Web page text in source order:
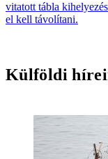
vitatott tábla
el kell távolítani.
Külföldi